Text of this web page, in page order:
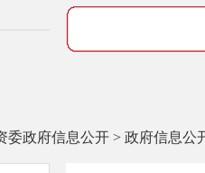
委政府信息公开 > 政府信息公